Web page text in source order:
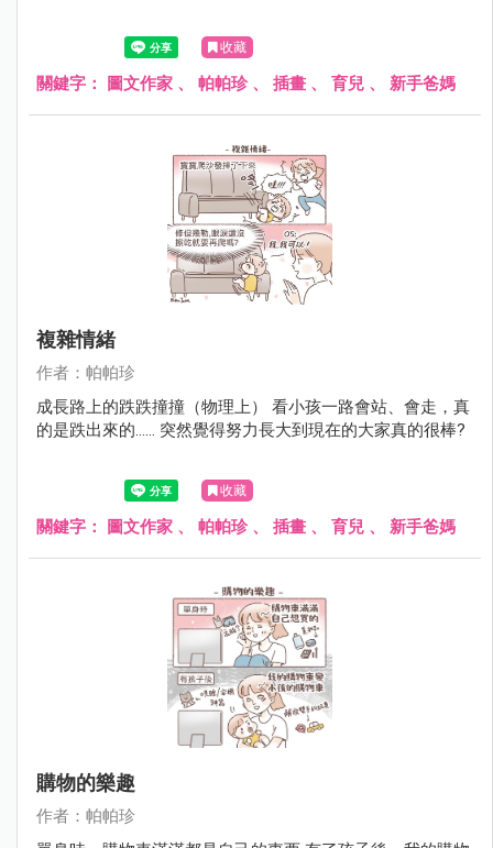
收藏
關鍵字： 圖文作家 、 帕帕珍、 插畫 、 育兒 、 新手爸媽
複雜情緒
作者：帕帕珍
成長路上的跌跌撞撞（物理上） 看小孩一路會站、會走，真
的是跌出來的...... 突然覺得努力長大到現在的大家真的很棒?
收藏
關鍵字： 圖文作家 、 帕帕珍、 插畫 、 育兒 、 新手爸媽
購物的樂趣
作者：帕帕珍